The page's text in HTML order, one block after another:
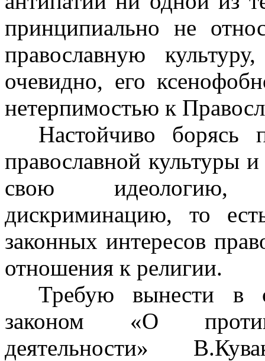
принципиально не
православную
очевидно, его
нетерпимостью к
Настойчиво борясь
православной культуры
свою идеологию,
дискриминацию, то
законных интересов
отношения к религии.
Требую вынести в
законом «О
деятельности»